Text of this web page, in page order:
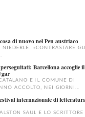
di nuovo nel Pen austriaco
«CONTRASTARE GLI
Barcellona accoglie
E IL COMUNE DI
ACCOLTO, NEI GIORNI...
internazionale di
SAUL E LO SCRITTORE